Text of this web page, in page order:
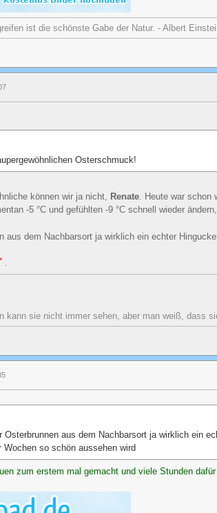
ist die schönste Gabe der Natur. - Albert
Osterschmuck!
können wir ja nicht, Renate. Heute war schon
-5 °C und gefühlten -9 °C schnell wieder
aus dem Nachbarsort ja wirklich ein echter
kann sie nicht immer sehen, aber man weiß, dass
Osterbrunnen aus dem Nachbarsort ja wirklich ein
so schön aussehen wird
zum erstem mal gemacht und viele Stunden